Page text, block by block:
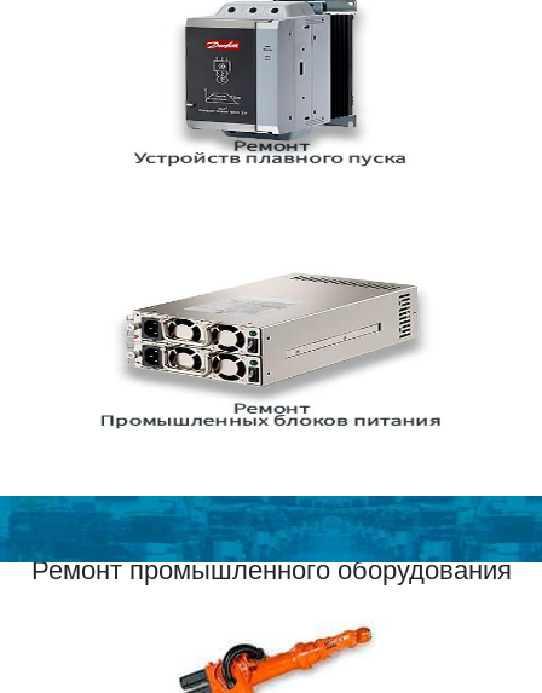
Ремонт промышленного оборудования